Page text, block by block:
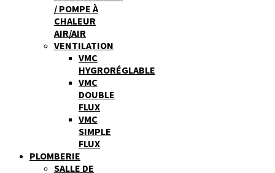
/ POMPE À
CHALEUR
AIR/AIR
VENTILATION
VMC
HYGRORÉGLABLE
VMC
DOUBLE
FLUX
VMC
SIMPLE
FLUX
PLOMBERIE
SALLE DE